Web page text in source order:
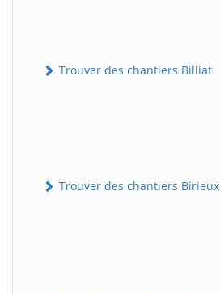
Trouver des chantiers Billiat
Trouver des chantiers Birieux